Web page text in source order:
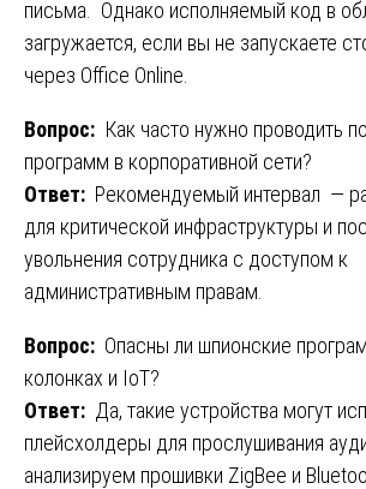
письма. Однако исполняемый код в
загружается, если вы не запускаете
через Office Online.
Вопрос: Как часто нужно проводить
программ в корпоративной сети?
Ответ: Рекомендуемый интервал —
для критической инфраструктуры и
увольнения сотрудника с доступом к
административным правам.
Вопрос: Опасны ли шпионские
колонках и IoT?
Ответ: Да, такие устройства могут
плейсхолдеры для прослушивания
анализируем прошивки ZigBee и